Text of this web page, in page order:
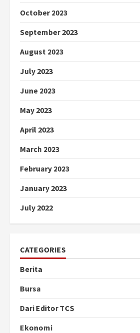
October 2023
September 2023
August 2023
July 2023
June 2023
May 2023
April 2023
March 2023
February 2023
January 2023
July 2022
CATEGORIES
Berita
Bursa
Dari Editor TCS
Ekonomi